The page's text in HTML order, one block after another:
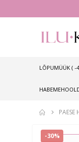
LÕPUMÜÜK ( -
PAESE
-30%